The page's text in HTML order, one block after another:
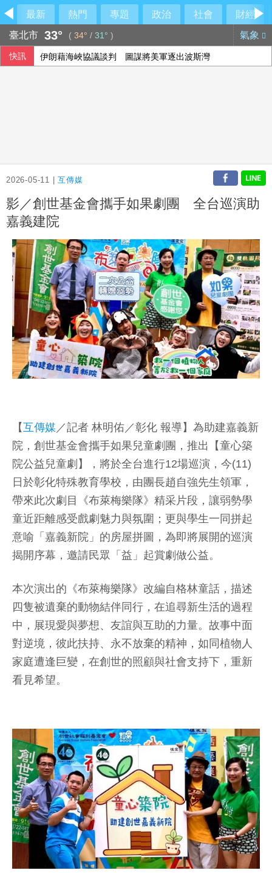
最新 熱門 專題 政治 社會
財經
臺北市 33° ( 34° / 31° ) 氣象
快訊 伊朗藉海峽協議談判 圖謀將美軍逐出波斯灣
2026-05-11 |互傳媒
影／創世基金會攜手如果劇團 全台巡演助
嘉義建院
【互傳媒 ／記者 林明佑／彰化 報導】為助建嘉義新
院，創世基金會攜手如果兒童劇團，推出【童心築
院公益兒童劇】，將於全台進行12場巡演，今(11)
日於彰化特殊教育學校，由團長趙自強先生領軍，
帶來此次劇目《布萊梅樂隊》精采片段，讓弱勢學
童近距離感受戲劇魅力與氛圍；更與學生一同拼起
意喻「嘉義新院」的房屋拼圖，為即將展開的巡演
揭開序幕，邀請民眾「益」起賞劇做公益。
本次演出的《布萊梅樂隊》改編自格林童話，描述
四隻被遺棄的動物結伴同行，在追尋新生活的過程
中，展現愛與夢想、友誼與互助的力量。故事中面
對逆境，彼此扶持、永不放棄的精神，如同植物人
家庭遭逢巨變，在創世的照顧與社會支持下，重新
看見希望。